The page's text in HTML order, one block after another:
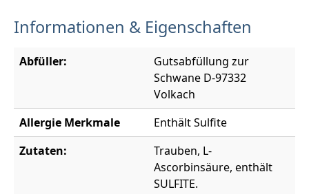
Informationen & Eigenschaften
Abfüller:
Gutsabfüllung zur
Schwane D-97332
Volkach
Allergie Merkmale
Enthält Sulfite
Zutaten:
Trauben, L-
Ascorbinsäure, enthält
SULFITE.